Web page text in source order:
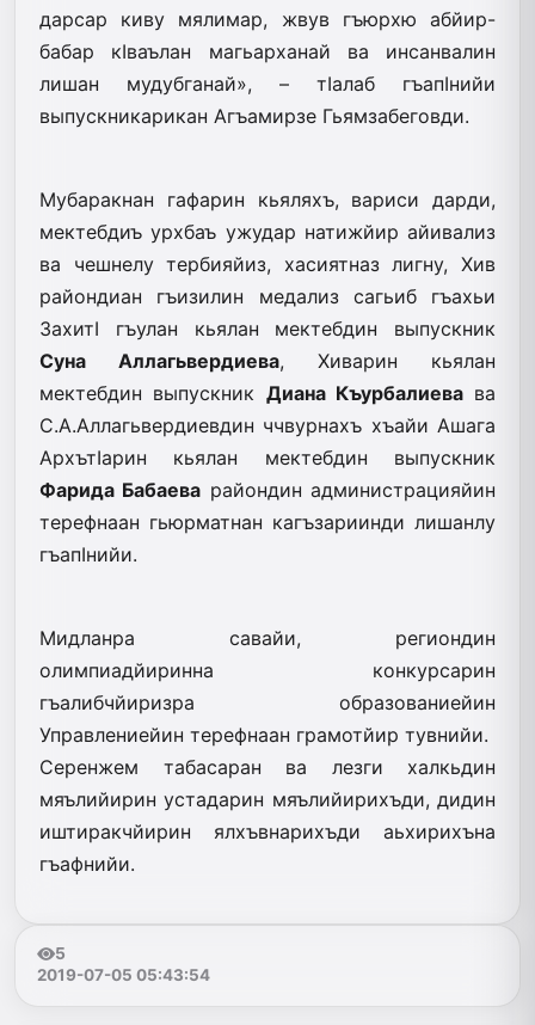
дарсар киву мялимар, жвув гъюрхю абйир-
бабар кIваълан магьарханай ва инсанвалин
лишан мудубганай», – тIалаб гъапIнийи
выпускникарикан Агъамирзе Гьямзабеговди.
Мубаракнан гафарин кьяляхъ, вариси дарди,
мектебдиъ урхбаъ ужудар натижйир айивализ
ва чешнелу тербияйиз, хасиятназ лигну, Хив
райондиан гъизилин медализ сагьиб гъахьи
ЗахитI гъулан кьялан мектебдин выпускник
Суна Аллагьвердиева, Хиварин кьялан
мектебдин выпускник Диана Къурбалиевава
С.А.Аллагьвердиевдин ччвурнахъ хъайи Ашага
АрхътIарин кьялан мектебдин выпускник
Фарида Бабаева райондин администрацияйин
терефнаан гьюрматнан кагъзариинди лишанлу
гъапIнийи.
Мидланра савайи, региондин
олимпиадйиринна конкурсарин
гъалибчйиризра образованиейин
Управлениейин терефнаан грамотйир тувнийи.
Серенжем табасаран ва лезги халкьдин
мяълийирин устадарин мяълийирихъди, дидин
иштиракчйирин ялхъвнарихъди аьхирихъна
гъафнийи.
5
2019-07-05 05:43:54